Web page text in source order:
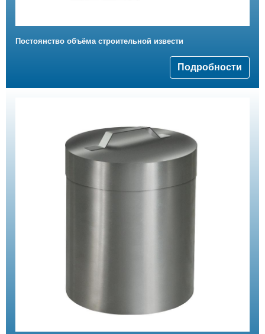
Постоянство объёма строительной извести
Подробности